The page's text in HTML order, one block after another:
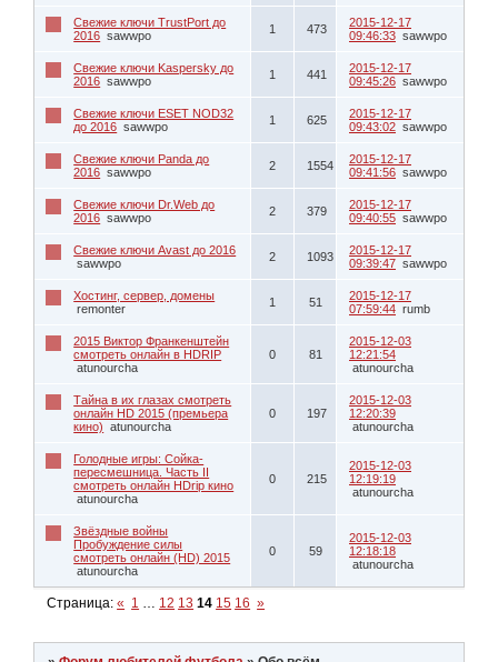
Свежие ключи TrustPort до
2016 sawwpo 1 473
2015-12-17
09:46:33 sawwpo
Свежие ключи Kaspersky до
2016 sawwpo 1 441
2015-12-17
09:45:26 sawwpo
Свежие ключи ESET NOD32
до 2016 sawwpo 1 625
2015-12-17
09:43:02 sawwpo
Свежие ключи Panda до
2016 sawwpo 2 1554
2015-12-17
09:41:56 sawwpo
Свежие ключи Dr.Web до
2016 sawwpo 2 379
2015-12-17
09:40:55 sawwpo
Свежие ключи Avast до 2016
sawwpo
2 1093
2015-12-17
09:39:47 sawwpo
Хостинг, сервер, домены
remonter
1 51
2015-12-17
07:59:44 rumb
2015 Виктор Франкенштейн
смотреть онлайн в HDRIP
atunourcha
0 81
2015-12-03
12:21:54
atunourcha
Тайна в их глазах смотреть
онлайн HD 2015 (премьера
кино)
atunourcha
0 197
2015-12-03
12:20:39
atunourcha
Голодные игры: Сойка-
пересмешница. Часть II
смотреть онлайн HDrip кино
atunourcha
0 215
2015-12-03
12:19:19
atunourcha
Звёздные войны
Пробуждение силы
смотреть онлайн (HD) 2015
atunourcha
0 59
2015-12-03
12:18:18
atunourcha
Страница:« 1 … 12 13 14 15 16 »